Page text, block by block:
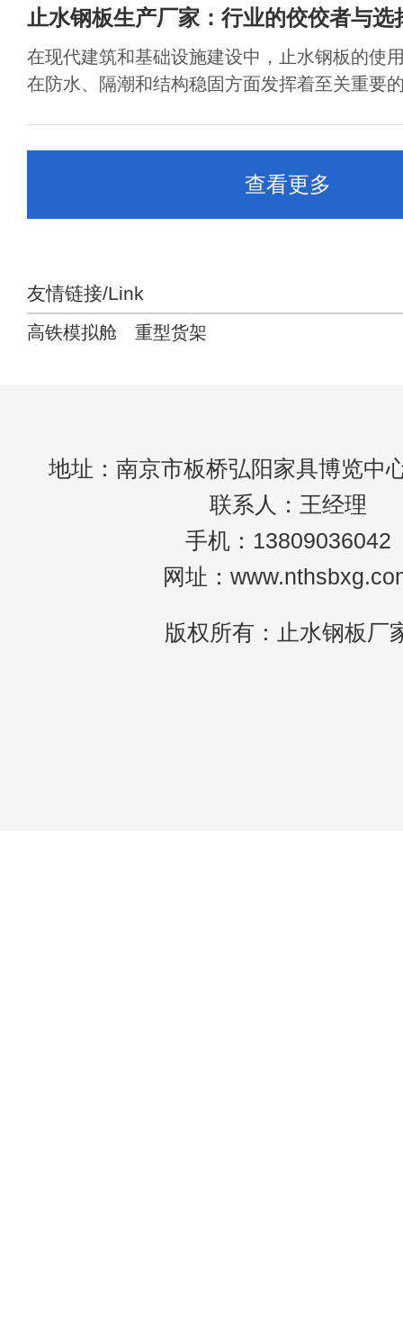
止水钢板生产厂家：行业的佼佼者与选
在现代建筑和基础设施建设中，止水钢板的使
在防水、隔潮和结构稳固方面发挥着至关重要
查看更多
友情链接/Link
高铁模拟舱 重型货架
地址：南京市板桥弘阳家具博览中
联系人：王经理
手机：13809036042
网址：
版权所有：止水钢板厂